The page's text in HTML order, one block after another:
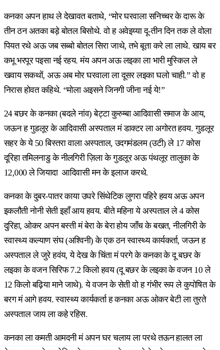
कनका अपन हाथ ले देखावत बताथे, “मोर घरवाला सनिच्चर के दारू के
तीन ठन अतका बड़े बोतल बिसोथे. वो ह अवेइय्या दू-तीन दिन तक ले वोला
पियत रथे अऊ जब सब्बो बोतल सिरा जाथे, तभे बूता करे ला लाथे. खाय बर
कभू भरपूर पइसा नई रहय. मंय अपन अऊ लइका ला भारी मुस्किल ले
खवाय सकथों, अऊ अब मोर घरवाला ला दूसर लइका घलो चाही.” वो ह
निरास होवत कहिथे. “मोला अइसने जिनगी जीना नई ये!”
24 बछर के कनका (बदले नांव) बेट्टा कुरुम्बा आदिवासी समाज के आय,
जऊन ह गुडलूर के आदिवासी अस्पताल मं डाक्टर ला अगोरत हवय. गुडलूर
सहर के ये 50 बिस्तरा वाला अस्पताल, उदगमंडलम (उटी) ले 17 कोस
दूरिहा तमिलनाडु के नीलगिरी ज़िला के गुडलूर अऊ पंथलूर तालुका के
12,000 ले जियादा आदिवासी मन के इलाज करथे.
कनका के दुबर-पातर काया उघरे सिंथेटिक लुगरा पहिरे हवय अऊ अपन
इकलौती नोनी सेती इहाँ आय हवय. बीते महिना ये अस्पताल ले 4 कोस
दुरिहा, ओकर अपन बस्ती मं बेरा के बेरा होय जाँच के बखत, नीलगिरी के
स्वास्थ्य कल्याण संघ (अश्विनी) के एक ठन स्वास्थ्य कार्यकर्ता, जऊन ह
अस्पताल ले जुरे हवंय, ये देख के चिंता मं परगे के कनका के दू बछर के
लइका के वजन सिरिफ 7.2 किलो हवय (दू बछर के लइका के वजन 10 ले
12 किलो बढ़िया माने जाथे). ये वजन के सेती वो ह गंभीर रूप ले कुपोषित के
बरग मं आगे हवय. स्वास्थ्य कार्यकर्ता ह कनका अऊ ओकर बेटी ला तुरते
अस्पताल जाय ला कहे रहिस.
कनका ला कमती आमदनी मं अपन घर चलाय ला परथे तऊन हालत ला